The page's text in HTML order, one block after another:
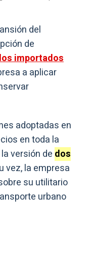
del
de
importados
a aplicar
adoptadas en
en toda la
versión de dos
vez, la empresa
su utilitario
urbano